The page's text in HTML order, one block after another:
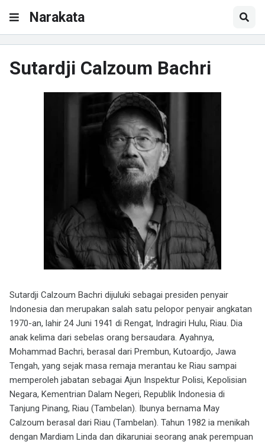
Narakata
Sutardji Calzoum Bachri
Sutardji Calzoum Bachri dijuluki sebagai presiden penyair
Indonesia dan merupakan salah satu pelopor penyair angkatan
1970-an, lahir 24 Juni 1941 di Rengat, Indragiri Hulu, Riau. Dia
anak kelima dari sebelas orang bersaudara. Ayahnya,
Mohammad Bachri, berasal dari Prembun, Kutoardjo, Jawa
Tengah, yang sejak masa remaja merantau ke Riau sampai
memperoleh jabatan sebagai Ajun Inspektur Polisi, Kepolisian
Negara, Kementrian Dalam Negeri, Republik Indonesia di
Tanjung Pinang, Riau (Tambelan). Ibunya bernama May
Calzoum berasal dari Riau (Tambelan). Tahun 1982 ia menikah
dengan Mardiam Linda dan dikaruniai seorang anak perempuan